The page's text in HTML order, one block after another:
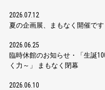
2026.07.12
夏の企画展、まもなく開催です
2026.06.25
臨時休館のお知らせ・「生誕
く力～」 まもなく閉幕
2026.06.10